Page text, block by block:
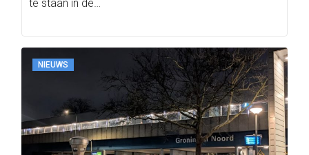
te staan in de…
NIEUWS